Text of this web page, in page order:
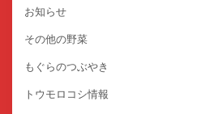
お知らせ
その他の野菜
もぐらのつぶやき
トウモロコシ情報